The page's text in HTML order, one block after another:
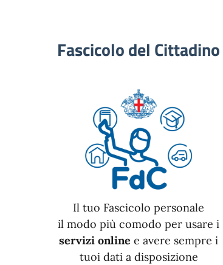
Fascicolo del Cittadino
Il tuo Fascicolo personale
il modo più comodo per usare i
servizi online e avere sempre i
tuoi dati a disposizione